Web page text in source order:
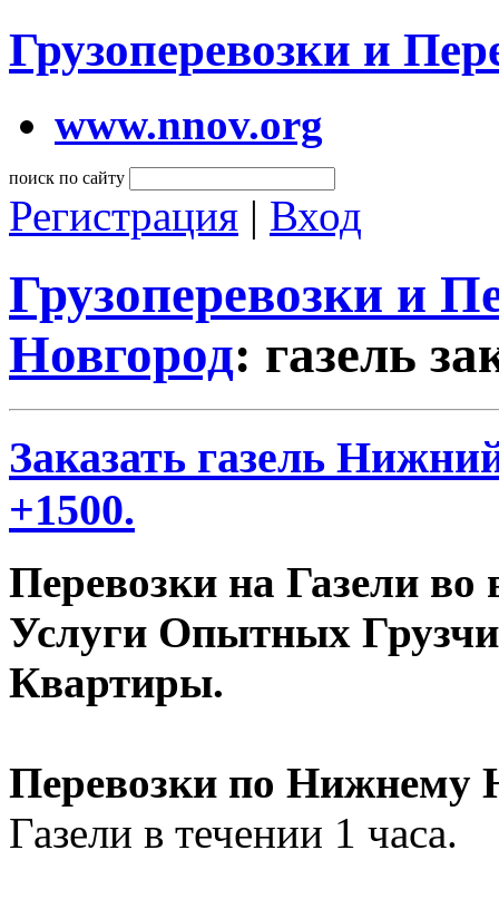
Грузоперевозки и
www.nnov.org
поиск по сайту
Регистрация | Вход
Грузоперевозки и
Новгород: газель
Заказать газель
+1500.
Перевозки на Газели во
Услуги Опытных
Квартиры.
Перевозки по Нижнему
Газели в течении 1 часа.